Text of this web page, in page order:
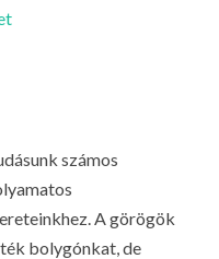
számos
A görögök
bolygónkat, de